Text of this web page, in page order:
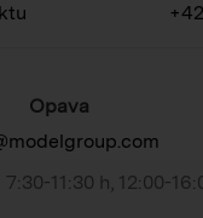
Opava
7:30-11:30 h, 12:00-